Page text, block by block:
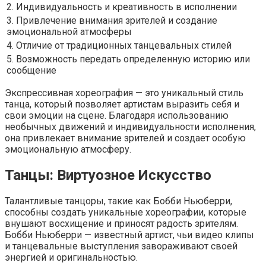
2. Индивидуальность и креативность в исполнении
3. Привлечение внимания зрителей и создание
эмоциональной атмосферы
4. Отличие от традиционных танцевальных стилей
5. Возможность передать определенную историю или
сообщение
Экспрессивная хореография — это уникальный стиль
танца, который позволяет артистам выразить себя и
свои эмоции на сцене. Благодаря использованию
необычных движений и индивидуальности исполнения,
она привлекает внимание зрителей и создает особую
эмоциональную атмосферу.
Танцы: Виртуозное Искусство
Талантливые танцоры, такие как Бобби Ньюберри,
способны создать уникальные хореографии, которые
внушают восхищение и приносят радость зрителям.
Бобби Ньюберри — известный артист, чьи видео клипы
и танцевальные выступления завораживают своей
энергией и оригинальностью.